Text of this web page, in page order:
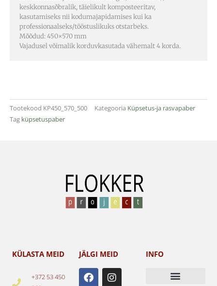
keskkonnasõbralik, täielikult komposteeritav,
kasutamiseks nii kodumajapidamises kui ka
professionaalseks/tööstuslikuks otstarbeks.
Mõõdud: 450×570 mm
Vajadusel võimalik korduvkasutada vähemalt 4 korda.
Tootekood KP450_570_500 Kategooria Küpsetus-ja rasvapaber
Tag küpsetuspaber
KÜLASTA MEID
+372 53 450
JÄLGI MEID
F
a
I
n
INFO